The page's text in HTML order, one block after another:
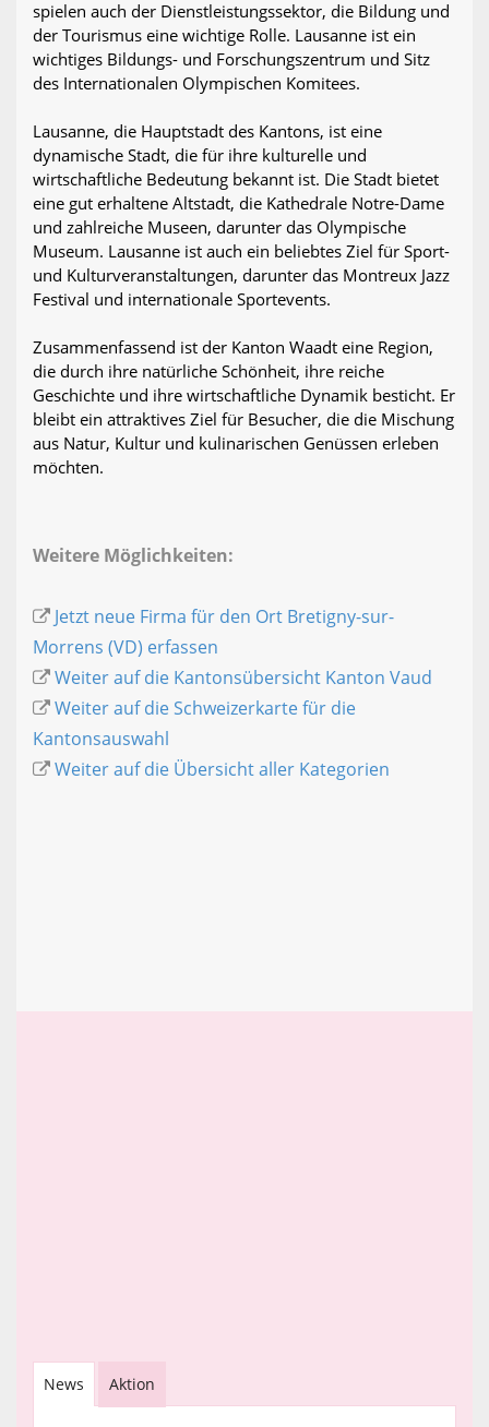
spielen auch der Dienstleistungssektor, die Bildung und
der Tourismus eine wichtige Rolle. Lausanne ist ein
wichtiges Bildungs- und Forschungszentrum und Sitz
des Internationalen Olympischen Komitees.
Lausanne, die Hauptstadt des Kantons, ist eine
dynamische Stadt, die für ihre kulturelle und
wirtschaftliche Bedeutung bekannt ist. Die Stadt bietet
eine gut erhaltene Altstadt, die Kathedrale Notre-Dame
und zahlreiche Museen, darunter das Olympische
Museum. Lausanne ist auch ein beliebtes Ziel für Sport-
und Kulturveranstaltungen, darunter das Montreux Jazz
Festival und internationale Sportevents.
Zusammenfassend ist der Kanton Waadt eine Region,
die durch ihre natürliche Schönheit, ihre reiche
Geschichte und ihre wirtschaftliche Dynamik besticht. Er
bleibt ein attraktives Ziel für Besucher, die die Mischung
aus Natur, Kultur und kulinarischen Genüssen erleben
möchten.
Weitere Möglichkeiten:
Jetzt neue Firma für den Ort Bretigny-sur-
Morrens (VD) erfassen
Weiter auf die Kantonsübersicht Kanton Vaud
Weiter auf die Schweizerkarte für die
Kantonsauswahl
Weiter auf die Übersicht aller Kategorien
News Aktion